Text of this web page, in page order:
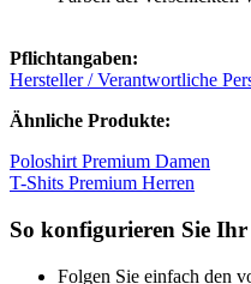
Pflichtangaben:
Hersteller / Verantwortliche
Ähnliche Produkte:
Poloshirt Premium Damen
T-Shits Premium Herren
So konfigurieren Sie
Folgen Sie einfach den